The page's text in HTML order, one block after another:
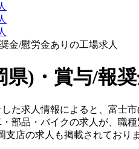
金/慰労金ありの工場求人
県)・賞与/報
た求人情報によると、富士
部品・バイクの求人が、職
支店の求人も掲載されてお